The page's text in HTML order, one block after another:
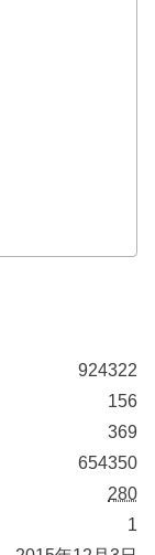
924322
156
369
654350
280
1